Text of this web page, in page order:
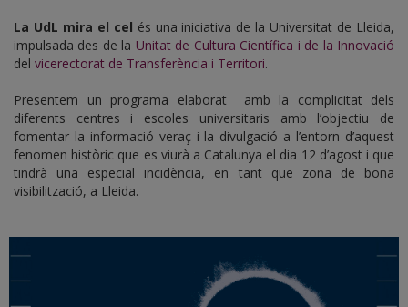
La UdL mira el cel és una iniciativa de la Universitat de Lleida,
impulsada des de la Unitat de Cultura Científica i de la Innovació
del vicerectorat de Transferència i Territori.
Presentem un programa elaborat amb la complicitat dels
diferents centres i escoles universitaris amb l’objectiu de
fomentar la informació veraç i la divulgació a l’entorn d’aquest
fenomen històric que es viurà a Catalunya el dia 12 d’agost i que
tindrà una especial incidència, en tant que zona de bona
visibilització, a Lleida.